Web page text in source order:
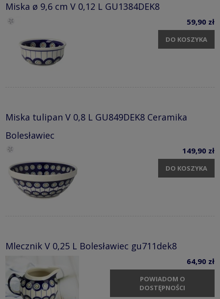
Miska ø 9,6 cm V 0,12 L GU1384DEK8
59,90 zł
DO KOSZYKA
Miska tulipan V 0,8 L GU849DEK8 Ceramika
Bolesławiec
149,90 zł
DO KOSZYKA
Mlecznik V 0,25 L Bolesławiec gu711dek8
64,90 zł
POWIADOM O
DOSTĘPNOŚCI